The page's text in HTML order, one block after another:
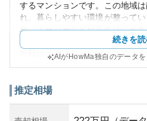
するマンションです。この地域
れ、暮らしやすい環境が整って
校、スーパーなど日常生活に必
外観は、適応したデザインでよ
クセスも比較的良く、通勤・通学
続きを
AIがHowMa独自のデータ
推定相場